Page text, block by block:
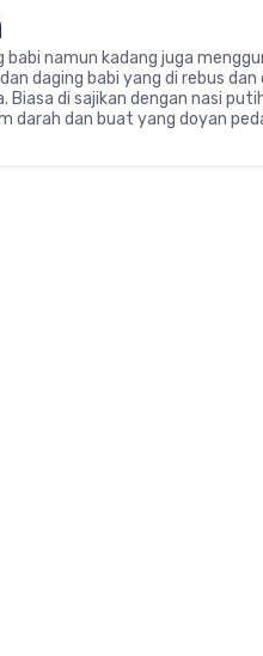
babi namun kadang juga
daging babi yang di rebus
Biasa di sajikan dengan nasi
darah dan buat yang doyan